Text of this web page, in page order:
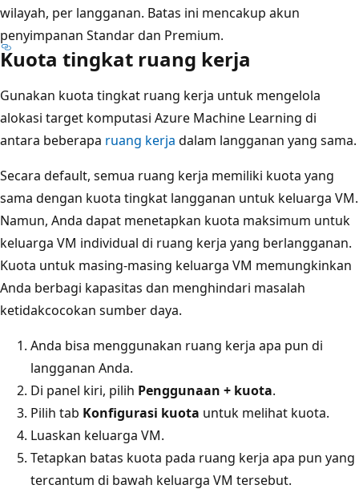
wilayah, per langganan. Batas ini mencakup akun
penyimpanan Standar dan Premium.
Kuota tingkat ruang kerja
Gunakan kuota tingkat ruang kerja untuk mengelola
alokasi target komputasi Azure Machine Learning di
antara beberapa ruang kerja dalam langganan yang sama.
Secara default, semua ruang kerja memiliki kuota yang
sama dengan kuota tingkat langganan untuk keluarga VM.
Namun, Anda dapat menetapkan kuota maksimum untuk
keluarga VM individual di ruang kerja yang berlangganan.
Kuota untuk masing-masing keluarga VM memungkinkan
Anda berbagi kapasitas dan menghindari masalah
ketidakcocokan sumber daya.
Anda bisa menggunakan ruang kerja apa pun di
langganan Anda.
Di panel kiri, pilih Penggunaan + kuota.
Pilih tab Konfigurasi kuota untuk melihat kuota.
Luaskan keluarga VM.
Tetapkan batas kuota pada ruang kerja apa pun yang
tercantum di bawah keluarga VM tersebut.